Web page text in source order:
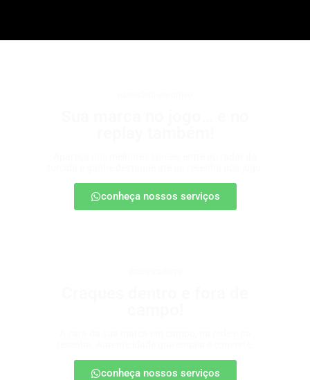
conheça nossos serviços
conheça nossos serviços